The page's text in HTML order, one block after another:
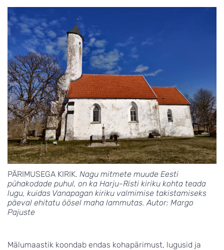
PÄRIMUSEGA KIRIK. Nagu mitmete muude Eesti
pühakodade puhul, on ka Harju-Risti kiriku kohta teada
lugu, kuidas Vanapagan kiriku valmimise takistamiseks
päeval ehitatu öösel maha lammutas. Autor: Margo
Pajuste
Mälumaastik koondab endas kohapärimust, lugusid ja